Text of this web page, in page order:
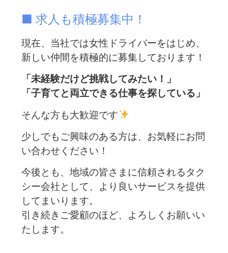
■ 求人も積極募集中！
現在、当社では女性ドライバーをはじめ、
新しい仲間を積極的に募集しております！
「未経験だけど挑戦してみたい！」
「子育てと両立できる仕事を探している」
そんな方も大歓迎です
少しでもご興味のある方は、お気軽にお問
い合わせください！
今後とも、地域の皆さまに信頼されるタク
シー会社として、より良いサービスを提供
してまいります。
引き続きご愛顧のほど、よろしくお願いい
たします。